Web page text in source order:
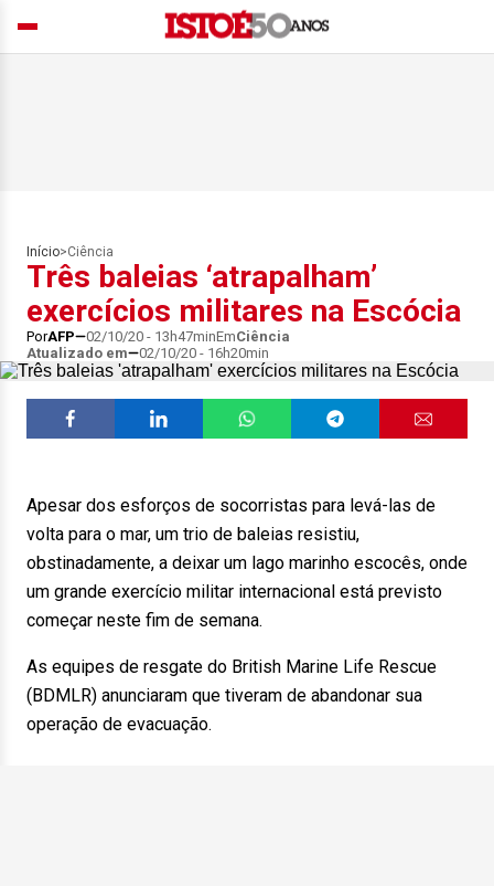
Início>Ciência
Três baleias ‘atrapalham’
exercícios militares na Escócia
PorAFP 02/10/20 - 13h47minEmCiência
Atualizado em
02/10/20 - 16h20min
Apesar dos esforços de socorristas para levá-las de
volta para o mar, um trio de baleias resistiu,
obstinadamente, a deixar um lago marinho escocês, onde
um grande exercício militar internacional está previsto
começar neste fim de semana.
As equipes de resgate do British Marine Life Rescue
(BDMLR) anunciaram que tiveram de abandonar sua
operação de evacuação.